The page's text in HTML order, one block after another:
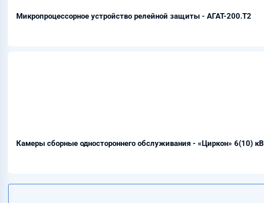
Микропроцессорное устройство релейной защиты - АГАТ-200.Т2
Камеры сборные одностороннего обслуживания - «Циркон» 6(10) кВ